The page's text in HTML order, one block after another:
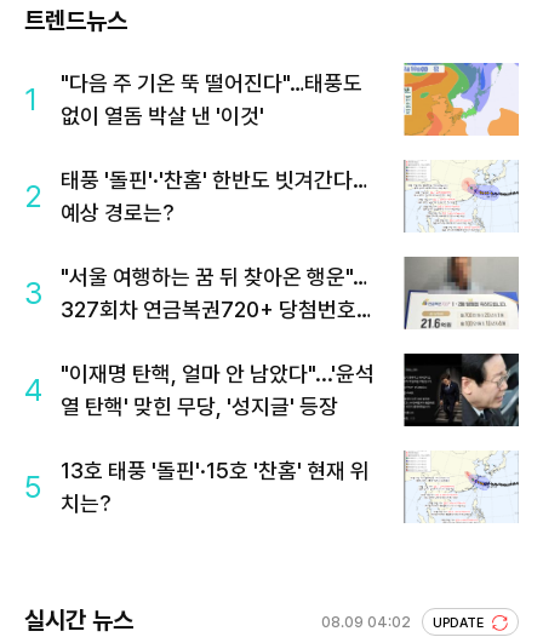
트렌드뉴스
1
"다음 주 기온 뚝 떨어진다"…태풍도
없이 열돔 박살 낸 '이것'
2
태풍 '돌핀'·'찬홈' 한반도 빗겨간다…
예상 경로는?
3
"서울 여행하는 꿈 뒤 찾아온 행운"…
327회차 연금복권720+ 당첨번호조
4
"이재명 탄핵, 얼마 안 남았다"...'윤석
열 탄핵' 맞힌 무당, '성지글' 등장
5
13호 태풍 '돌핀'·15호 '찬홈' 현재 위
치는?
실시간 뉴스 08.09 04:02 UPDATE